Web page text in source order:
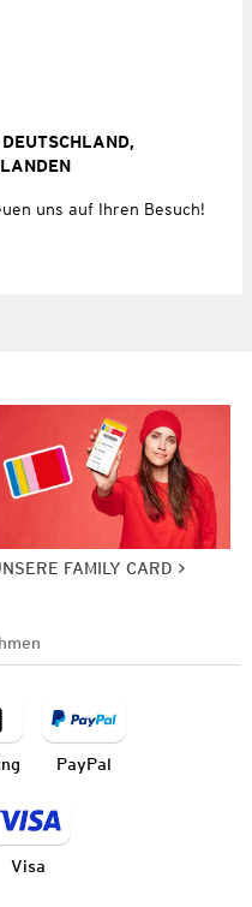
uns auf Ihren Besuch!
FAMILY CARD
PayPal
Visa